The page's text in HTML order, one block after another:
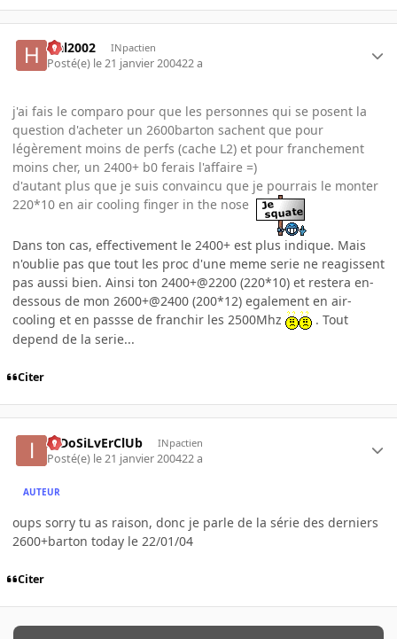
Hal2002 INpactien
Posté(e) le 21 janvier 200422 a
j'ai fais le comparo pour que les personnes qui se posent la
question d'acheter un 2600barton sachent que pour
légèrement moins de perfs (cache L2) et pour franchement
moins cher, un 2400+ b0 ferais l'affaire =)
d'autant plus que je suis convaincu que je pourrais le monter
220*10 en air cooling finger in the nose
Dans ton cas, effectivement le 2400+ est plus indique. Mais
n'oublie pas que tout les proc d'une meme serie ne reagissent
pas aussi bien. Ainsi ton 2400+@2200 (220*10) et restera en-
dessous de mon 2600+@2400 (200*12) egalement en air-
cooling et en passse de franchir les 2500Mhz
. Tout
depend de la serie...
Citer
InDoSiLvErClUb INpactien
Posté(e) le 21 janvier 200422 a
AUTEUR
oups sorry tu as raison, donc je parle de la série des derniers
2600+barton today le 22/01/04
Citer